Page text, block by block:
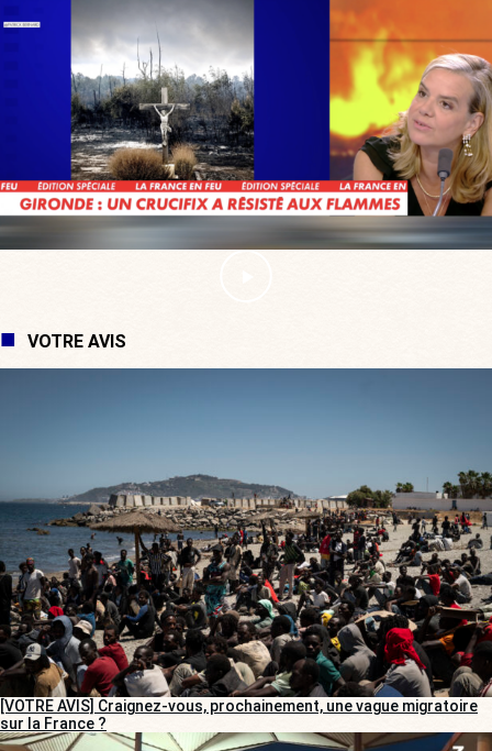
VOTRE AVIS
[VOTRE AVIS] Craignez-vous, prochainement, une vague migratoire
sur la France ?